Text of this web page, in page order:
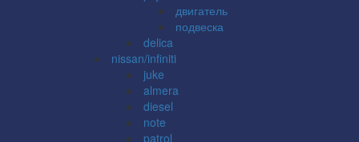
двигатель
подвеска
delica
nissan/infiniti
juke
almera
diesel
note
patrol